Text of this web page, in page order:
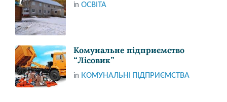
in ОСВІТА
Комунальне підприємство
“Лісовик”
in КОМУНАЛЬНІ ПІДПРИЄМСТВА